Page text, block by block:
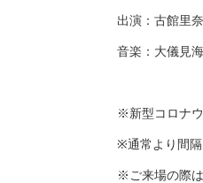
出演：古館里
音楽：大儀見
※新型コロナ
※通常より間隔
※ご来場の際